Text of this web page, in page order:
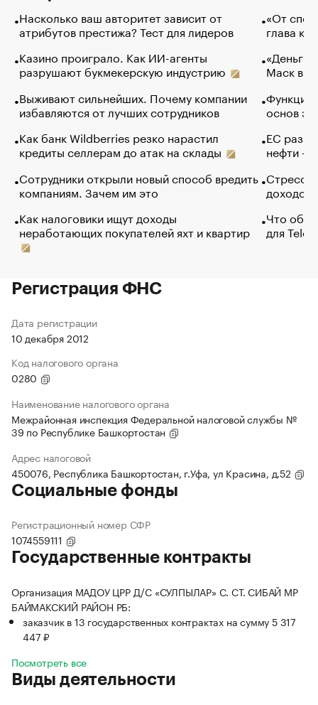
Насколько ваш авторитет зависит от
атрибутов престижа? Тест для лидеров
Казино проиграло. Как ИИ-агенты
разрушают букмекерскую индустрию
Выживают сильнейших. Почему компании
избавляются от лучших сотрудников
Как банк Wildberries резко нарастил
кредиты селлерам до атак на склады
Сотрудники открыли новый способ вредить
компаниям. Зачем им это
Как налоговики ищут доходы
неработающих покупателей яхт и квартир
«От
глава
«Деньги
Маск в
Функции
основ
ЕС
нефти —
Стресс
доходов
Что
для
Регистрация ФНС
Дата регистрации
10 декабря 2012
Код налогового органа
0280
Наименование налогового органа
Межрайонная инспекция Федеральной налоговой службы №
39 по Республике Башкортостан
Адрес налоговой
450076, Республика Башкортостан, г.Уфа, ул Красина, д.52
Социальные фонды
Регистрационный номер СФР
1074559111
Государственные контракты
Организация МАДОУ ЦРР Д/С «СУЛПЫЛАР» С. СТ. СИБАЙ МР
БАЙМАКСКИЙ РАЙОН РБ:
заказчик в 13 государственных контрактах на сумму 5 317
447 ₽
Посмотреть все
Виды деятельности